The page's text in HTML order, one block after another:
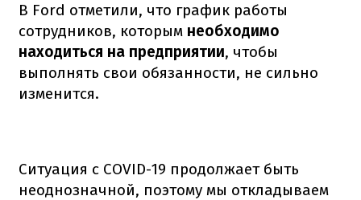
В Ford отметили, что график работы
сотрудников, которым необходимо
находиться на предприятии, чтобы
выполнять свои обязанности, не сильно
изменится.
Ситуация с COVID-19 продолжает быть
неоднозначной, поэтому мы откладываем